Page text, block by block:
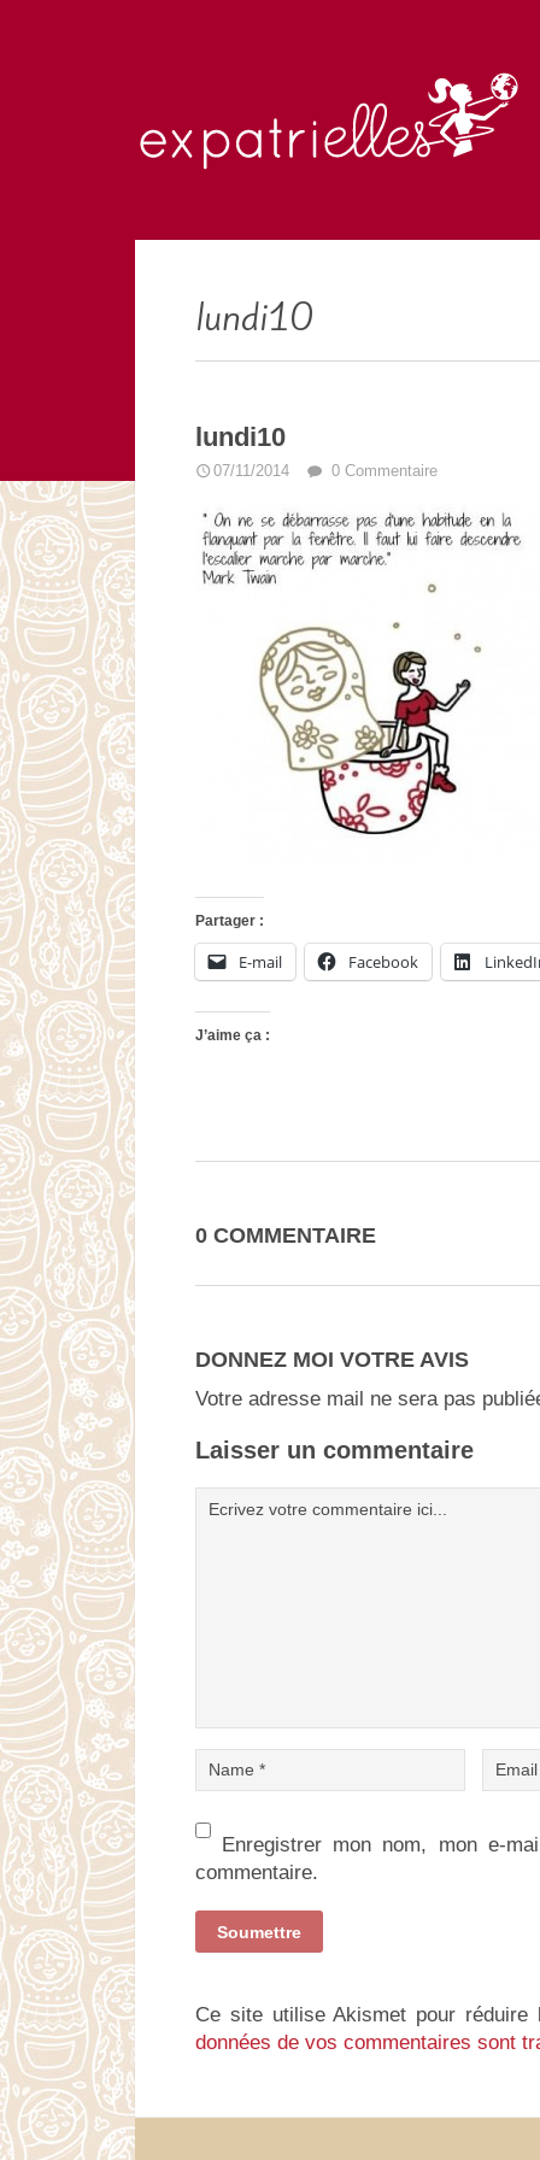
lundi10
lundi10
07/11/2014 0 Commentaire
Partager :
E-mail Facebook
J’aime ça :
0 COMMENTAIRE
DONNEZ MOI VOTRE AVIS
Votre adresse mail ne sera pas
Laisser un commentaire
Enregistrer mon nom, mon e-
commentaire.
Ce site utilise Akismet pour
données de vos commentaires sont